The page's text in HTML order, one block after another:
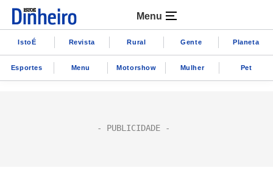
Menu
IstoÉ Revista Rural Gente Planeta
Esportes Menu Motorshow Mulher Pet